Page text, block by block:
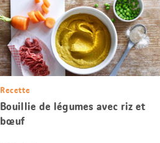
Recette
Bouillie de légumes avec riz et
bœuf